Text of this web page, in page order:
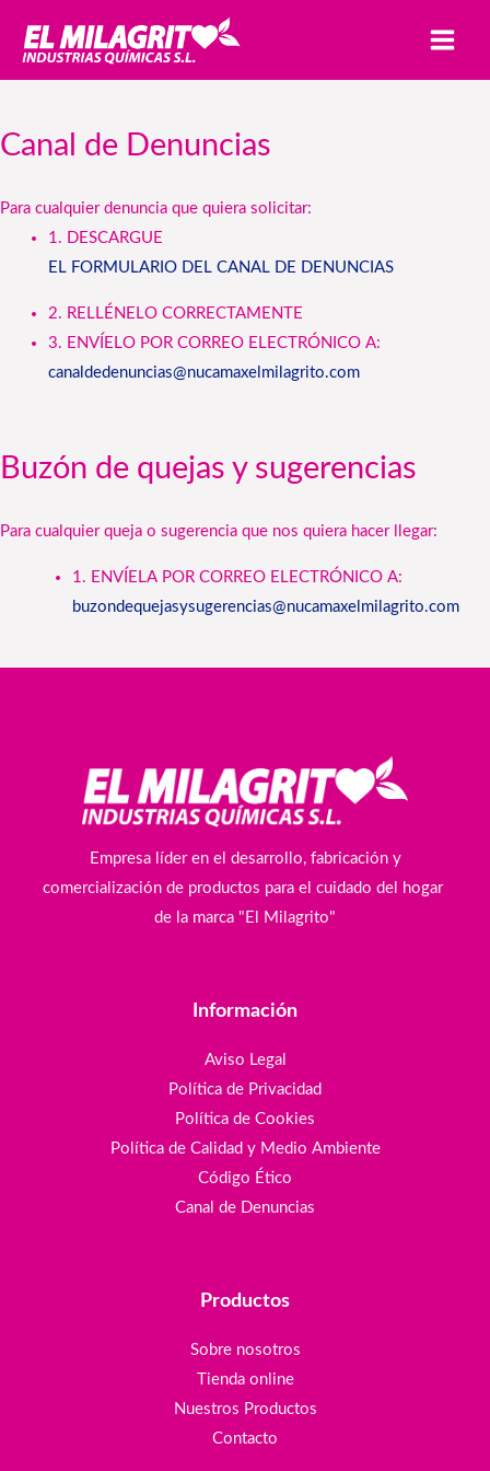
Canal de Denuncias
Para cualquier denuncia que quiera solicitar:
1. DESCARGUE
EL FORMULARIO DEL CANAL DE DENUNCIAS
2. RELLÉNELO CORRECTAMENTE
3. ENVÍELO POR CORREO ELECTRÓNICO A:
canaldedenuncias@nucamaxelmilagrito.com
Buzón de quejas y sugerencias
Para cualquier queja o sugerencia que nos quiera hacer llegar:
1. ENVÍELA POR CORREO ELECTRÓNICO A:
buzondequejasysugerencias@nucamaxelmilagrito.com
Empresa líder en el desarrollo, fabricación y
comercialización de productos para el cuidado del hogar
de la marca "El Milagrito"
Información
Aviso Legal
Política de Privacidad
Política de Cookies
Política de Calidad y Medio Ambiente
Código Ético
Canal de Denuncias
Productos
Sobre nosotros
Tienda online
Nuestros Productos
Contacto